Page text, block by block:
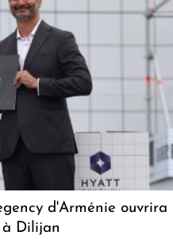
d'Arménie ouvrira
à Dilijan